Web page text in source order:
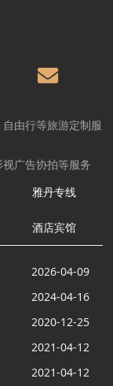
由行等旅游定制服
广告协拍等服务
雅丹专线
酒店宾馆
2026-04-09
2024-04-16
2020-12-25
2021-04-12
2021-04-12